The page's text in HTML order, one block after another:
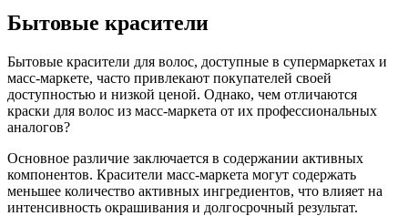
Бытовые красители
Бытовые красители для волос, доступные в супермаркетах и
масс-маркете, часто привлекают покупателей своей
доступностью и низкой ценой. Однако, чем отличаются
краски для волос из масс-маркета от их профессиональных
аналогов?
Основное различие заключается в содержании активных
компонентов. Красители масс-маркета могут содержать
меньшее количество активных ингредиентов, что влияет на
интенсивность окрашивания и долгосрочный результат.